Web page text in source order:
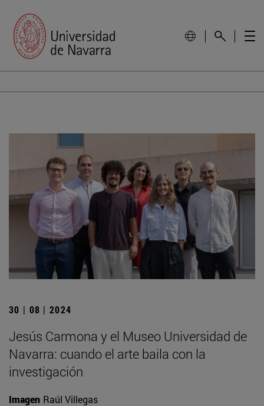
30 | 08 | 2024
Jesús Carmona y el Museo Universidad de
Navarra: cuando el arte baila con la
investigación
Imagen Raúl Villegas